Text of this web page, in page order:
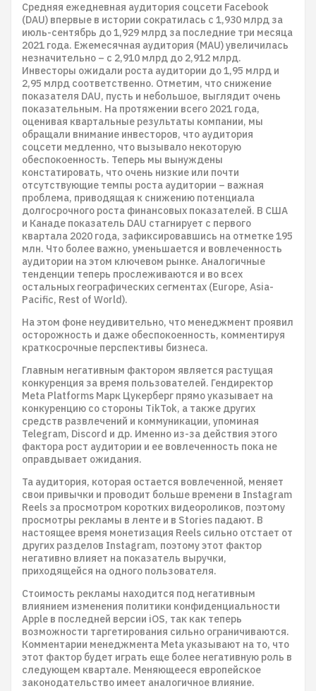
Средняя ежедневная аудитория соцсети Facebook
(DAU) впервые в истории сократилась с 1,930 млрд за
июль-сентябрь до 1,929 млрд за последние три месяца
2021 года. Ежемесячная аудитория (MAU) увеличилась
незначительно – с 2,910 млрд до 2,912 млрд.
Инвесторы ожидали роста аудитории до 1,95 млрд и
2,95 млрд соответственно. Отметим, что снижение
показателя DAU, пусть и небольшое, выглядит очень
показательным. На протяжении всего 2021 года,
оценивая квартальные результаты компании, мы
обращали внимание инвесторов, что аудитория
соцсети медленно, что вызывало некоторую
обеспокоенность. Теперь мы вынуждены
констатировать, что очень низкие или почти
отсутствующие темпы роста аудитории – важная
проблема, приводящая к снижению потенциала
долгосрочного роста финансовых показателей. В США
и Канаде показатель DAU стагнирует с первого
квартала 2020 года, зафиксировавшись на отметке 195
млн. Что более важно, уменьшается и вовлеченность
аудитории на этом ключевом рынке. Аналогичные
тенденции теперь прослеживаются и во всех
остальных географических сегментах (Europe, Asia-
Pacific, Rest of World).
На этом фоне неудивительно, что менеджмент проявил
осторожность и даже обеспокоенность, комментируя
краткосрочные перспективы бизнеса.
Главным негативным фактором является растущая
конкуренция за время пользователей. Гендиректор
Meta Platforms Марк Цукерберг прямо указывает на
конкуренцию со стороны TikTok, а также других
средств развлечений и коммуникации, упоминая
Telegram, Discord и др. Именно из-за действия этого
фактора рост аудитории и ее вовлеченность пока не
оправдывает ожидания.
Та аудитория, которая остается вовлеченной, меняет
свои привычки и проводит больше времени в Instagram
Reels за просмотром коротких видеороликов, поэтому
просмотры рекламы в ленте и в Stories падают. В
настоящее время монетизация Reels сильно отстает от
других разделов Instagram, поэтому этот фактор
негативно влияет на показатель выручки,
приходящейся на одного пользователя.
Стоимость рекламы находится под негативным
влиянием изменения политики конфиденциальности
Apple в последней версии iOS, так как теперь
возможности таргетирования сильно ограничиваются.
Комментарии менеджмента Meta указывают на то, что
этот фактор будет играть еще более негативную роль в
следующем квартале. Меняющееся европейское
законодательство имеет аналогичное влияние.